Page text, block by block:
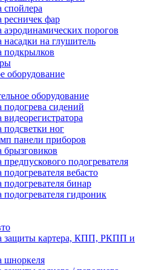
спойлера
ресничек фар
аэродинамических порогов
насадки на глушитель
подкрылков
оборудование
оборудование
подогрева сидений
видеорегистратора
подсветки ног
панели приборов
брызговиков
предпускового подогревателя
подогревателя вебасто
подогревателя бинар
подогревателя гидроник
защиты картера, КПП, РКПП и
шноркеля